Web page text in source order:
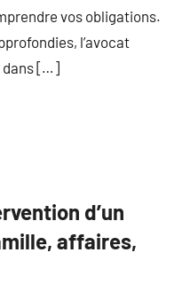
vos obligations.
l’avocat
dans […]
d’un
affaires,